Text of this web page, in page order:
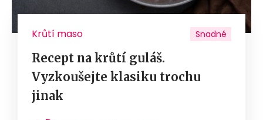
Krůtí maso Snadné
Recept na krůtí guláš.
Vyzkoušejte klasiku trochu
jinak